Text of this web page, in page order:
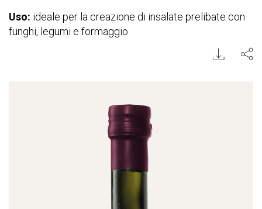
Uso: ideale per la creazione di insalate prelibate con
funghi, legumi e formaggio